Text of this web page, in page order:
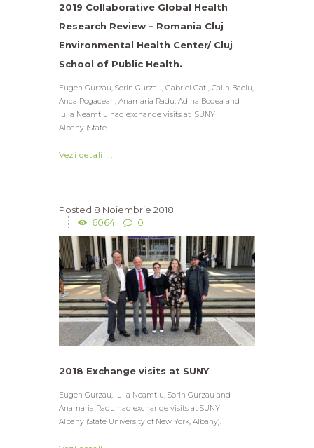
2019 Collaborative Global Health
Research Review – Romania Cluj
Environmental Health Center/ Cluj
School of Public Health.
Eugen Gurzau, Sorin Gurzau, Gabriel Gati, Calin Baciu,
Anca Pogacean, Anamaria Radu, Adina Bodea and
Iulia Neamtiu had exchange visits at SUNY
Albany (State...
Vezi detalii ...
8 Noiembrie 2018
6064
0
2018 Exchange visits at SUNY
Eugen Gurzau, Iulia Neamtiu, Sorin Gurzau and
Anamaria Radu had exchange visits at SUNY
Albany (State University of New York, Albany).